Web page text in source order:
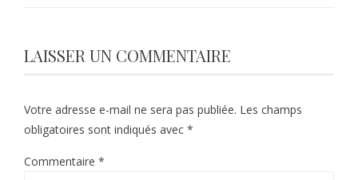
LAISSER UN COMMENTAIRE
Votre adresse e-mail ne sera pas publiée. Les champs
obligatoires sont indiqués avec *
Commentaire *